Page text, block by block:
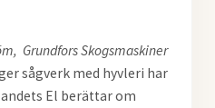
Grundfors Skogsmaskiner
sågverk med hyvleri har
El berättar om